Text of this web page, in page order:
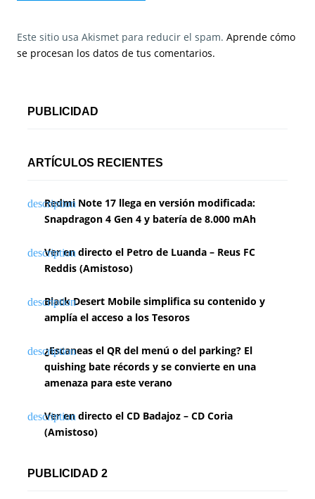
Este sitio usa Akismet para reducir el spam. Aprende cómo
se procesan los datos de tus comentarios.
PUBLICIDAD
ARTÍCULOS RECIENTES
Redmi Note 17 llega en versión modificada:
Snapdragon 4 Gen 4 y batería de 8.000 mAh
Ver en directo el Petro de Luanda – Reus FC
Reddis (Amistoso)
Black Desert Mobile simplifica su contenido y
amplía el acceso a los Tesoros
¿Escaneas el QR del menú o del parking? El
quishing bate récords y se convierte en una
amenaza para este verano
Ver en directo el CD Badajoz – CD Coria
(Amistoso)
PUBLICIDAD 2